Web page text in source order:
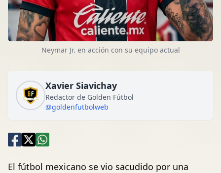
Neymar Jr. en acción con su equipo actual
Xavier Siavichay
Redactor de Golden Fútbol
@goldenfutbolweb
El fútbol mexicano se vio sacudido por una